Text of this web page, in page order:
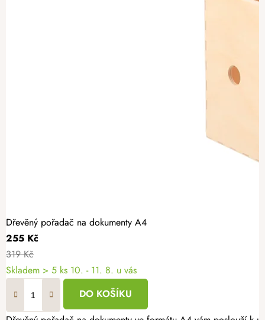
Dřevěný pořadač na dokumenty A4
255 Kč
319 Kč
Skladem > 5 ks 10. - 11. 8. u vás
DO KOŠÍKU